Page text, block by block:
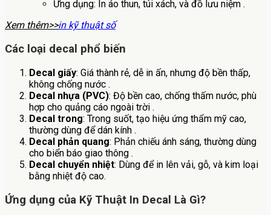
Ứng dụng: In áo thun, túi xách, và đồ lưu niệm .
Xem thêm>>in kỹ thuật số
Các loại decal phổ biến
Decal giấy: Giá thành rẻ, dễ in ấn, nhưng độ bền thấp,
không chống nước .
Decal nhựa (PVC): Độ bền cao, chống thấm nước, phù
hợp cho quảng cáo ngoài trời .
Decal trong: Trong suốt, tạo hiệu ứng thẩm mỹ cao,
thường dùng để dán kính .
Decal phản quang: Phản chiếu ánh sáng, thường dùng
cho biển báo giao thông .
Decal chuyển nhiệt: Dùng để in lên vải, gỗ, và kim loại
bằng nhiệt độ cao.
Ứng dụng của Kỹ Thuật In Decal Là Gì?